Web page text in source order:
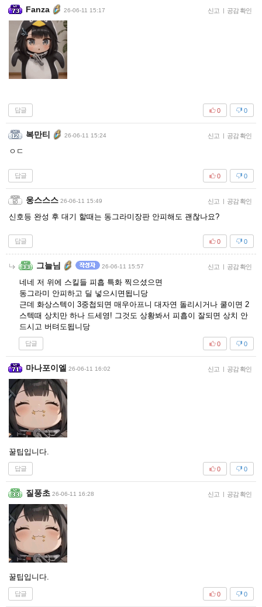
Fanza 26-06-11 15:17 신고 | 공감 확인
답글 0
0
복만티 26-06-11 15:24 신고 | 공감 확인
ㅇㄷ
답글 0
0
웅스스스 26-06-11 15:49 신고 | 공감 확인
신호등 완성 후 대기 할때는 동그라미장판 안피해도 괜찮나요?
답글 0
0
그늘님 26-06-11 15:57 신고 | 공감 확인
네네 저 위에 스킬들 피흡 특화 찍으셨으면
동그라미 안피하고 딜 넣으시면됩니당
근데 화상스텍이 3중첩되면 매우아프니 대자연 돌리시거나 쿨이면 2
스텍때 상치만 하나 드세영! 그것도 상황봐서 피흡이 잘되면 상치 안
드시고 버텨도됩니당
답글 0
0
마나포이엘 26-06-11 16:02 신고 | 공감 확인
꿀팁입니다.
답글 0
0
질풍초 26-06-11 16:28 신고 | 공감 확인
꿀팁입니다.
답글 0
0